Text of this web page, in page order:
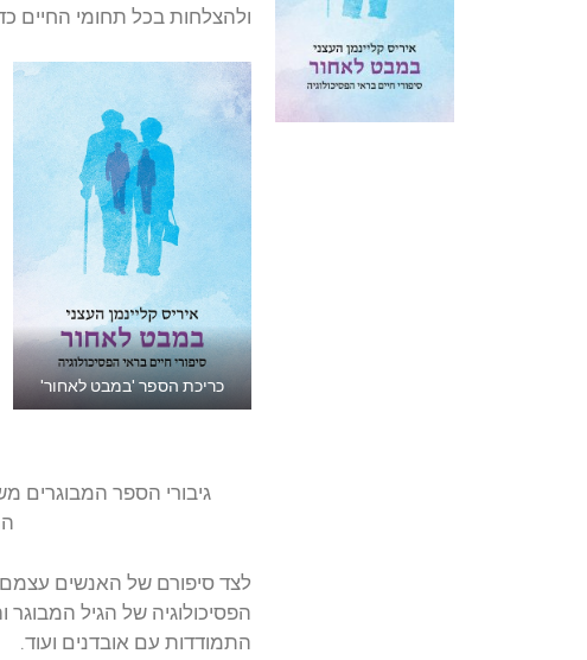
ולהצלחות בכל תחומי
כריכת הספר 'במבט לאחור'
גיבורי הספר המבוגרים
לצד סיפורם של האנשים
הפסיכולוגיה של הגיל המבוגר
התמודדות עם אובדנים ועוד.